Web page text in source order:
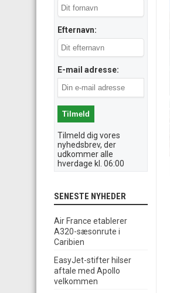
Efternavn:
E-mail adresse:
Tilmeld dig vores
nyhedsbrev, der
udkommer alle
hverdage kl. 06:00
SENESTE NYHEDER
Air France etablerer
A320-sæsonrute i
Caribien
EasyJet-stifter hilser
aftale med Apollo
velkommen